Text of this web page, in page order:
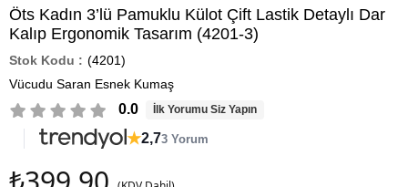
Öts Kadın 3’lü Pamuklu Külot Çift Lastik Detaylı Dar
Kalıp Ergonomik Tasarım (4201-3)
(4201)
Vücudu Saran Esnek Kumaş
0.0 İlk Yorumu Siz Yapın
★2,73 Yorum